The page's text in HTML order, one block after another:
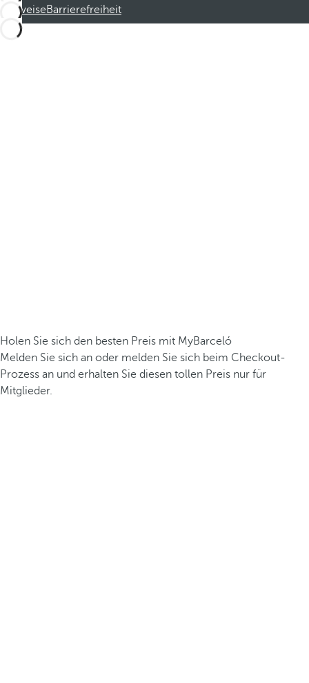
HinweiseBarrierefreiheit
Holen Sie sich den besten Preis mit MyBarceló
Melden Sie sich an oder melden Sie sich beim Checkout-
Prozess an und erhalten Sie diesen tollen Preis nur für
Mitglieder.